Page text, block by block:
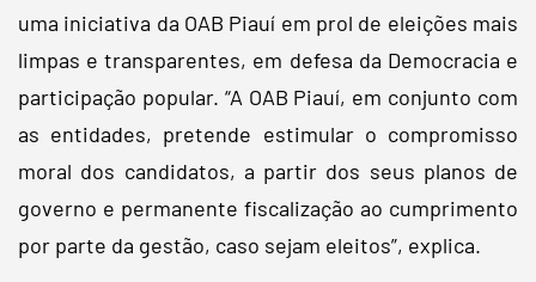
uma iniciativa da OAB Piauí em prol de eleições mais
limpas e transparentes, em defesa da Democracia e
participação popular. “A OAB Piauí, em conjunto com
as entidades, pretende estimular o compromisso
moral dos candidatos, a partir dos seus planos de
governo e permanente fiscalização ao cumprimento
por parte da gestão, caso sejam eleitos”, explica.